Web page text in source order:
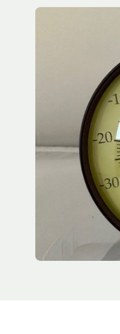
Spring over billedgalleri